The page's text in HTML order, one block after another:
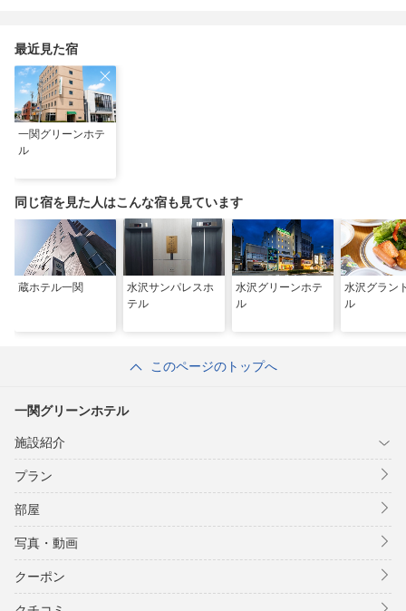
最近見た宿
一関グリーンホテ
ル
同じ宿を見た人はこんな宿も見ています
蔵ホテル一関
水沢サンパレスホ
テル
水沢グリーンホテ
ル
水沢グラン
ル
このページのトップへ
一関グリーンホテル
施設紹介
プラン
部屋
写真・動画
クーポン